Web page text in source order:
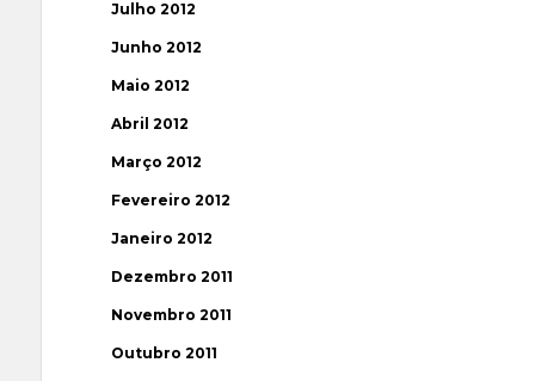
Julho 2012
Junho 2012
Maio 2012
Abril 2012
Março 2012
Fevereiro 2012
Janeiro 2012
Dezembro 2011
Novembro 2011
Outubro 2011